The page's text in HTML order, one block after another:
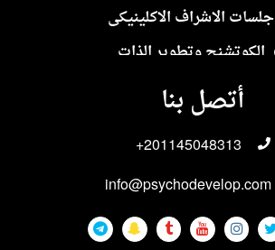
جلسات الاشراف الاكلينيكى
الكوتشنج وتطوير الذات
العلاج النفسى الايجابى
العلاجات الانسانيه
العلاجات الاسريه والزوجيه
الاختبارات والمقاييس النفسيه
علاجات الادمان
أتصل بنا
+201145048313
info@psychodevelop.com